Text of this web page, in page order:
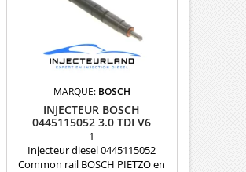
MARQUE: BOSCH
INJECTEUR BOSCH
0445115052 3.0 TDI V6
1
Injecteur diesel 0445115052
Common rail BOSCH PIETZO en